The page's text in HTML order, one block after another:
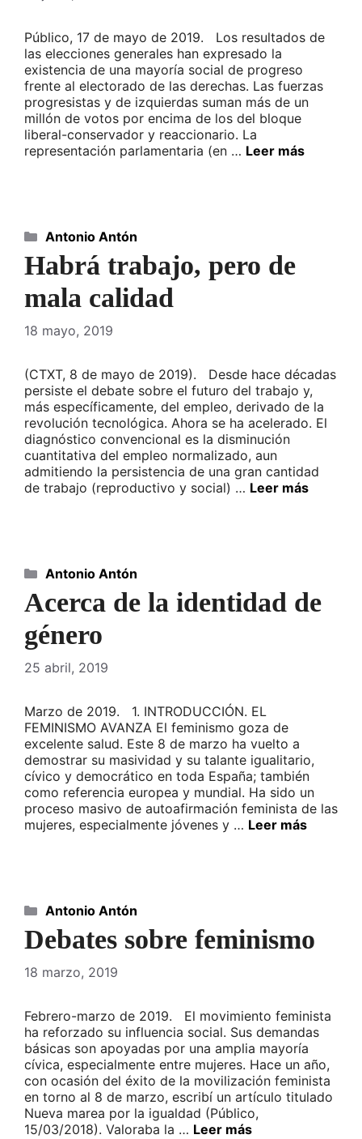
Público, 17 de mayo de 2019. Los resultados de
las elecciones generales han expresado la
existencia de una mayoría social de progreso
frente al electorado de las derechas. Las fuerzas
progresistas y de izquierdas suman más de un
millón de votos por encima de los del bloque
liberal-conservador y reaccionario. La
representación parlamentaria (en … Leer más
Habrá trabajo, pero de
mala calidad
18 mayo, 2019
(CTXT, 8 de mayo de 2019). Desde hace décadas
persiste el debate sobre el futuro del trabajo y,
más específicamente, del empleo, derivado de la
revolución tecnológica. Ahora se ha acelerado. El
diagnóstico convencional es la disminución
cuantitativa del empleo normalizado, aun
admitiendo la persistencia de una gran cantidad
de trabajo (reproductivo y social) … Leer más
Categorías
Antonio Antón
Acerca de la identidad de
género
25 abril, 2019
Marzo de 2019. 1. INTRODUCCIÓN. EL
FEMINISMO AVANZA El feminismo goza de
excelente salud. Este 8 de marzo ha vuelto a
demostrar su masividad y su talante igualitario,
cívico y democrático en toda España; también
como referencia europea y mundial. Ha sido un
proceso masivo de autoafirmación feminista de las
mujeres, especialmente jóvenes y … Leer más
Categorías
Antonio Antón
Debates sobre feminismo
18 marzo, 2019
Febrero-marzo de 2019. El movimiento feminista
ha reforzado su influencia social. Sus demandas
básicas son apoyadas por una amplia mayoría
cívica, especialmente entre mujeres. Hace un año,
con ocasión del éxito de la movilización feminista
en torno al 8 de marzo, escribí un artículo titulado
Nueva marea por la igualdad (Público,
15/03/2018). Valoraba la … Leer más
Categorías
Antonio Antón